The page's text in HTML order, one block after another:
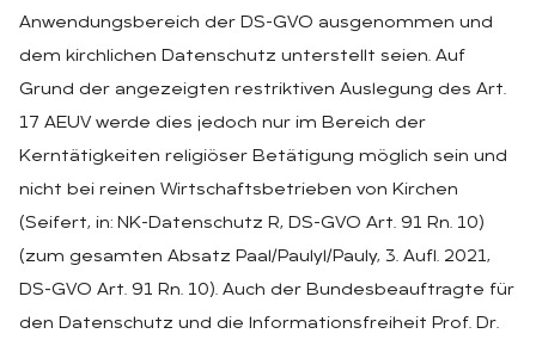
Anwendungsbereich der DS-GVO ausgenommen und
dem kirchlichen Datenschutz unterstellt seien. Auf
Grund der angezeigten restriktiven Auslegung des Art.
17 AEUV werde dies jedoch nur im Bereich der
Kerntätigkeiten religiöser Betätigung möglich sein und
nicht bei reinen Wirtschaftsbetrieben von Kirchen
(Seifert, in: NK-Datenschutz R, DS-GVO Art. 91 Rn. 10)
(zum gesamten Absatz Paal/Paulyl/Pauly, 3. Aufl. 2021,
DS-GVO Art. 91 Rn. 10). Auch der Bundesbeauftragte für
den Datenschutz und die lnformationsfreiheit Prof. Dr.